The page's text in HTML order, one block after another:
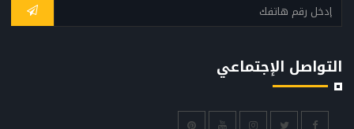
التواصل الإجتماعي